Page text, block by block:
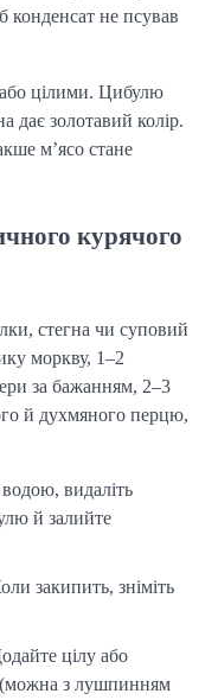
не псував
цілими. Цибулю
золотавий колір.
м’ясо стане
курячого
стегна чи суповий
моркву, 1–2
за бажанням, 2–3
й духмяного перцю,
видаліть
й залийте
закипить, зніміть
цілу або
(можна з лушпинням